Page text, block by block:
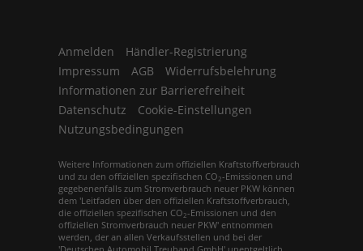
Anmelden
Händler-Registrierung
Impressum
AGB
Widerrufsbelehrung
Informationen zur Barrierefreiheit
Datenschutz
Cookie-Einstellungen
Nutzungsbedingungen
Weitere Informationen zum offiziellen Kraftstoffverbrauch
und zu den offiziellen spezifischen CO2-Emissionen und
gegebenenfalls zum Stromverbrauch neuer PKW können
dem 'Leitfaden über den offiziellen Kraftstoffverbrauch,
die offiziellen spezifischen CO2-Emissionen und den
offiziellen Stromverbrauch neuer PKW' entnommen
werden, der an allen Verkaufsstellen und bei der